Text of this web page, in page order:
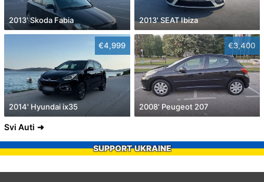
2013' Skoda Fabia 2013' SEAT Ibiza
€4,999
2014' Hyundai ix35
€3,400
2008' Peugeot 207
Svi Auti
SUPPORT UKRAINE